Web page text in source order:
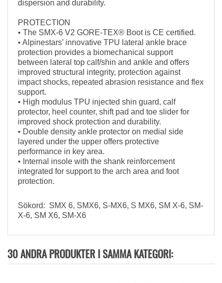
dispersion and durability.
PROTECTION
• The SMX-6 V2 GORE-TEX® Boot is CE certified.
• Alpinestars’ innovative TPU lateral ankle brace
protection provides a biomechanical support
between lateral top calf/shin and ankle and offers
improved structural integrity, protection against
impact shocks, repeated abrasion resistance and flex
support.
• High modulus TPU injected shin guard, calf
protector, heel counter, shift pad and toe slider for
improved shock protection and durability.
• Double density ankle protector on medial side
layered under the upper offers protective
performance in key area.
• Internal insole with the shank reinforcement
integrated for support to the arch area and foot
protection.
Sökord: SMX 6, SMX6, S-MX6, S MX6, SM X-6, SM-
X-6, SM X6, SM-X6
30 ANDRA PRODUKTER I SAMMA KATEGORI: